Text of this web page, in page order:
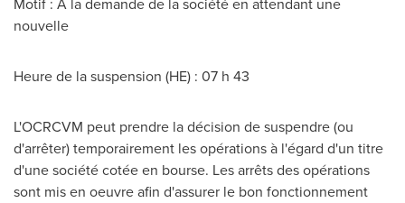
nouvelle
Heure de la suspension (HE) : 07 h 43
L'OCRCVM peut prendre la décision de suspendre (ou
d'arrêter) temporairement les opérations à l'égard d'un titre
d'une société cotée en bourse. Les arrêts des opérations
sont mis en oeuvre afin d'assurer le bon fonctionnement